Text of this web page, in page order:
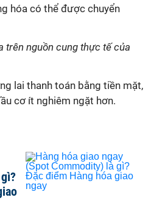
hóa có thể được chuyển
nguồn cung thực tế của
lai thanh toán bằng tiền mặt,
cơ ít nghiêm ngặt hơn.